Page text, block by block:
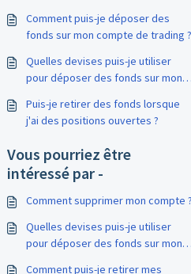
mon compte ?
Comment puis-je déposer des
fonds sur mon compte de trading ?
Quelles devises puis-je utiliser
pour déposer des fonds sur mon
Puis-je retirer des fonds lorsque
j'ai des positions ouvertes ?
Vous pourriez être
intéressé par -
Comment supprimer mon compte ?
Quelles devises puis-je utiliser
pour déposer des fonds sur mon
Comment puis-je retirer mes